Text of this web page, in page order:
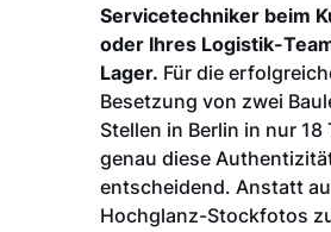
Servicetechniker beim
oder Ihres Logistik-
Lager. Für die
Besetzung von zwei
Stellen in Berlin in nur 18
genau diese
entscheidend. Anstatt
Hochglanz-Stockfotos